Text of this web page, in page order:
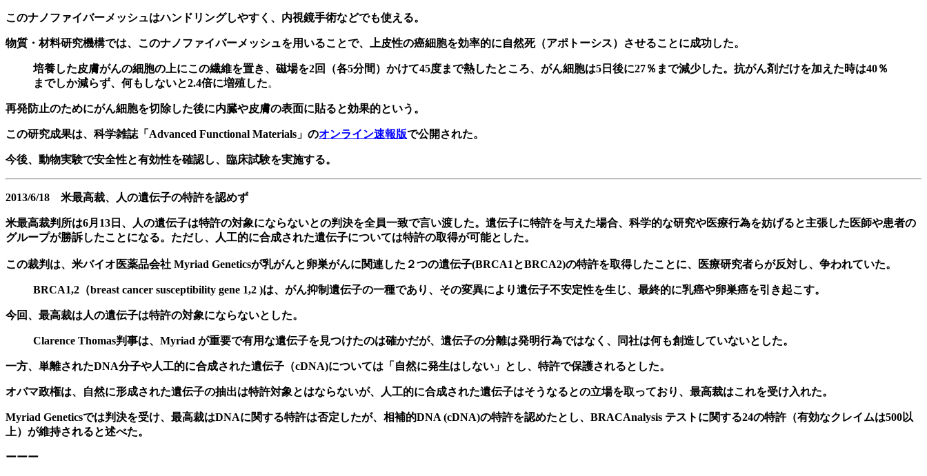
このナノファイバーメッシュはハンドリングしやすく、内視鏡手術などでも使える。
物質・材料研究機構では、このナノファイバーメッシュを用いることで、上皮性の癌細胞を効率的に自然死（アポトーシス）させることに成功した。
培養した皮膚がんの細胞の上にこの繊維を置き、磁場を2回（各5分間）かけて45度まで熱したところ、がん細胞は5日後に27％まで減少した。抗がん剤だけを加えた時は40％
までしか減らず、何もしないと2.4倍に増殖した。
再発防止のためにがん細胞を切除した後に内臓や皮膚の表面に貼ると効果的という。
この研究成果は、科学雑誌「Advanced Functional Materials」のオンライン速報版で公開された。
今後、動物実験で安全性と有効性を確認し、臨床試験を実施する。
2013/6/18 米最高裁、人の遺伝子の特許を認めず
米最高裁判所は6月13日、人の遺伝子は特許の対象にならないとの判決を全員一致で言い渡した。遺伝子に特許を与えた場合、科学的な研究や医療行為を妨げると主張した医師や患者の
グループが勝訴したことになる。ただし、人工的に合成された遺伝子については特許の取得が可能とした。
この裁判は、米バイオ医薬品会社 Myriad Geneticsが乳がんと卵巣がんに関連した２つの遺伝子(BRCA1とBRCA2)の特許を取得したことに、医療研究者らが反対し、争われていた。
BRCA1,2（breast cancer susceptibility gene 1,2 )は、がん抑制遺伝子の一種であり、その変異により遺伝子不安定性を生じ、最終的に乳癌や卵巣癌を引き起こす。
今回、最高裁は人の遺伝子は特許の対象にならないとした。
Clarence Thomas判事は、 Myriad が重要で有用な遺伝子を見つけたのは確かだが、遺伝子の分離は発明行為ではなく、同社は何も創造していないとした。
一方、単離されたDNA分子や人工的に合成された遺伝子（cDNA)については「自然に発生はしない」とし、特許で保護されるとした。
オバマ政権は、自然に形成された遺伝子の抽出は特許対象とはならないが、人工的に合成された遺伝子はそうなるとの立場を取っており、最高裁はこれを受け入れた。
Myriad Geneticsでは判決を受け、最高裁はDNAに関する特許は否定したが、相補的DNA (cDNA)の特許を認めたとし、 BRACAnalysis テストに関する24の特許（有効なクレイムは500以
上）が維持されると述べた。
ーーー